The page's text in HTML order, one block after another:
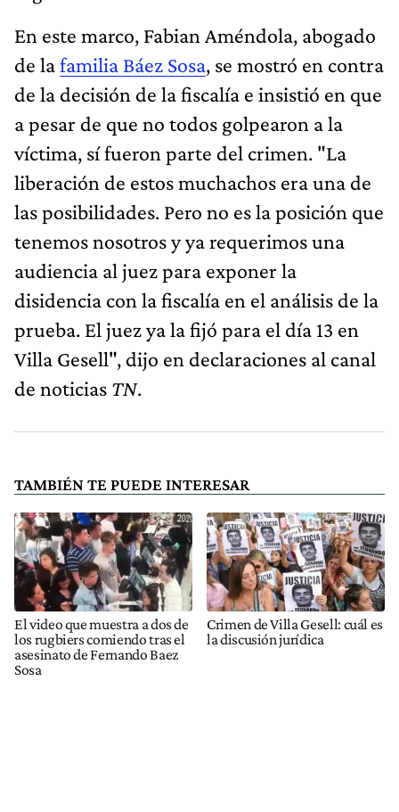
En este marco, Fabian Améndola, abogado
de lafamilia Báez Sosa, se mostró en contra
de la decisión de la fiscalía e insistió en que
a pesar de que no todos golpearon a la
víctima, sí fueron parte del crimen. "La
liberación de estos muchachos era una de
las posibilidades. Pero no es la posición que
tenemos nosotros y ya requerimos una
audiencia al juez para exponer la
disidencia con la fiscalía en el análisis de la
prueba. El juez ya la fijó para el día 13 en
Villa Gesell", dijo en declaraciones al canal
de noticias TN.
TAMBIÉN TE PUEDE INTERESAR
El video que muestra a dos de
los rugbiers comiendo tras el
asesinato de Fernando Baez
Sosa
Crimen de Villa Gesell: cuál es
la discusión jurídica